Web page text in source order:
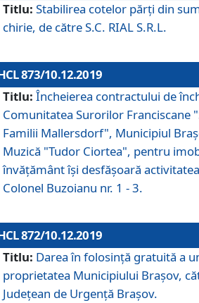
Titlu: Stabilirea cotelor părți din
chirie, de către S.C. RIAL S.R.L.
873/10.12.2019
Titlu: Încheierea contractului de
Comunitatea Surorilor Franciscane
Familii Mallersdorf", Municipiul
Muzică "Tudor Ciortea", pentru
învățământ îşi desfăşoară
Colonel Buzoianu nr. 1 - 3.
872/10.12.2019
Titlu: Darea în folosinţă gratuită a
proprietatea Municipiului Braşov,
Judeţean de Urgenţă Braşov.